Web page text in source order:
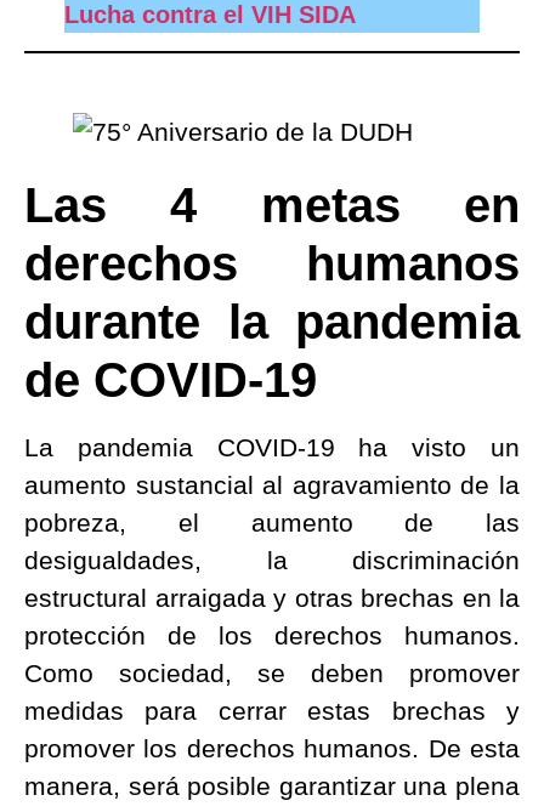
Lucha contra el VIH SIDA
Las 4 metas en
derechos humanos
durante la pandemia
de COVID-19
La pandemia COVID-19 ha visto un
aumento sustancial al agravamiento de la
pobreza, el aumento de las
desigualdades, la discriminación
estructural arraigada y otras brechas en la
protección de los derechos humanos.
Como sociedad, se deben promover
medidas para cerrar estas brechas y
promover los derechos humanos. De esta
manera, será posible garantizar una plena